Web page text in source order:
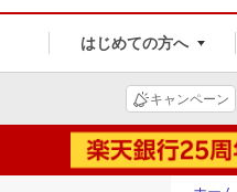
はじめての方へ
キャンペーン